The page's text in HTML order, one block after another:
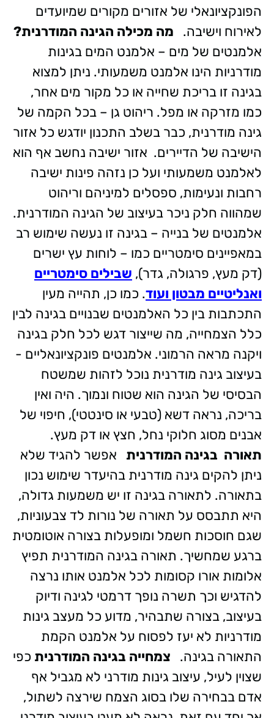
הפונקציונאלי של אזורים מקורים שמיועדים
לאירוח וישיבה. מה מכילה הגינה המודרנית?
אלמנטים של מים – אלמנט המים בגינות
מודרניות הינו אלמנט משמעותי. ניתן למצוא
בגינה זו בריכת שחייה או כל מקור מים אחר,
כמו מזרקה או מפל. ריהוט גן – בכל הקמה של
גינה מודרנית, כבר בשלב התכנון יודגש כל אזור
הישיבה של הדיירים. אזור ישיבה נחשב אף הוא
לאלמנט משמעותי ועל כן נזהה פינות ישיבה
רחבות ונעימות, ספסלים למיניהם וריהוט
שמהווה חלק ניכר בעיצוב של הגינה המודרנית.
אלמנטים של בנייה – בגינה זו נעשה שימוש רב
במאפיינים סימטריים כמו – לוחות עץ ישרים
(דק מעץ, פרגולה, גדר), שבילים סימטריים
ואנליטיים מבטון ועוד. כמו כן, תהייה מעין
התכתבות בין כל האלמנטים שבנויים בגינה לבין
כלל הצמחייה, מה שייצור דגש לכל חלק בגינה
ויקנה מראה הרמוני. אלמנטים פונקציונאליים -
בעיצוב גינה מודרנית נוכל לזהות שמשטח
הבסיסי של הגינה הוא שטוח ונמוך. היה ואין
בריכה, נראה דשא (טבעי או סינטטי), חיפוי של
אבנים מסוג חלוקי נחל, חצץ או דק מעץ.
תאורה בגינה המודרנית
אפשר להגיד שלא
ניתן להקים גינה מודרנית בהיעדר שימוש נכון
בתאורה. לתאורה בגינה זו יש משמעות גדולה,
היא תתבסס על תאורה של נורות לד צבעוניות,
שגם חוסכות חשמל ומופעלות בצורה אוטומטית
ברגע שמחשיך. תאורה בגינה המודרנית תפיץ
אלומות אורו קסומות לכל אלמנט אותו נרצה
להדגיש וכך תשרה נופך דרמטי לגינה ודיוק
בעיצוב, בצורה שתבהיר, מדוע כל מעצב גינות
מודרניות לא יעז לפסוח על אלמנט הקמת
התאורה בגינה. צמחייה בגינה המודרנית כפי
שצוין לעיל, עיצוב גינות מודרני לא מגביל אף
אדם בבחירה שלו בסוג הצמח שירצה לשתול,